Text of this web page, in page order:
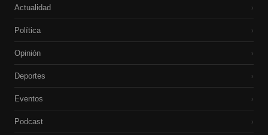
Actualidad ›
Política ›
Opinión ›
Deportes ›
Eventos ›
Podcast ›